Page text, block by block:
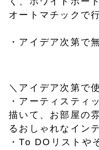
オートマチックで
・アイデア次第で
＼アイデア次第で
・アーティスティ
描いて、お部屋の
るおしゃれなイン
・To DOリストや